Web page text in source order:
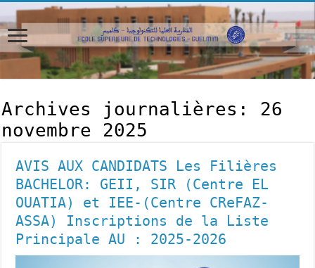
Archives journalières: 26
novembre 2025
AVIS AUX CANDIDATS Les Filières
BACHELOR: GEII, SIR (Centre EL
OUATIA) et IEE-(Centre CReFAZ-
ASSA) Inscriptions de la Liste
Principale AU : 2025-2026